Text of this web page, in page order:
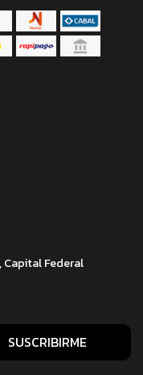
Capital Federal
SUSCRIBIRME